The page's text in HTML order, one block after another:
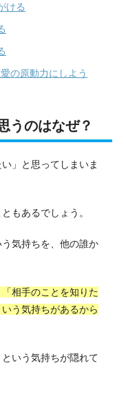
ける
の原動力にしよう
うのはなぜ？
」と思ってしまいま
もあるでしょう。
気持ちを、他の誰か
相手のことを知りた
う気持ちがあるから
いう気持ちが隠れて